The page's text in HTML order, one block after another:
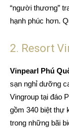
“người thương”
hạnh phúc hơn.
2. Resort
Vinpearl Phú
sạn nghỉ dưỡng
Vingroup tại đáo
gồm 340 biệt thự
trong những bãi